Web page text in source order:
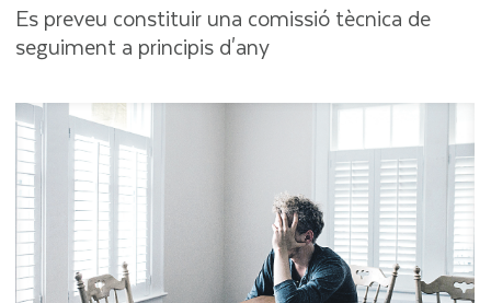
Es preveu constituir una comissió tècnica de
seguiment a principis d'any